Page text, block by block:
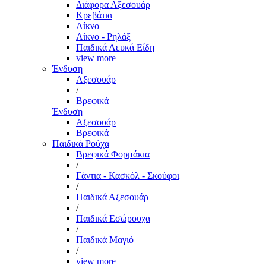
Διάφορα Αξεσουάρ
Κρεβάτια
Λίκνο
Λίκνο - Ρηλάξ
Παιδικά Λευκά Είδη
view more
Ένδυση
Αξεσουάρ
/
Βρεφικά
Ένδυση
Αξεσουάρ
Βρεφικά
Παιδικά Ρούχα
Βρεφικά Φορμάκια
/
Γάντια - Κασκόλ - Σκούφοι
/
Παιδικά Αξεσουάρ
/
Παιδικά Εσώρουχα
/
Παιδικά Μαγιό
/
view more